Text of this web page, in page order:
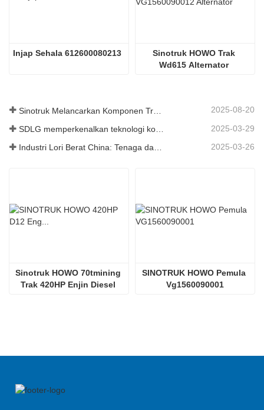
Injap Sehala 612600080213
Sinotruk HOWO Trak
Wd615 Alternator
2025-08-20
2025-03-29
Industri Lori Berat China: Tenaga dan Eksport Baru sebagai Pemandu Berkembar, dengan Bahagian Tempatan Perusahaan Mempercepat Kenaikannya 2025-03-26
Sinotruk HOWO 70tmining
Trak 420HP Enjin Diesel
SINOTRUK HOWO Pemula
Vg1560090001